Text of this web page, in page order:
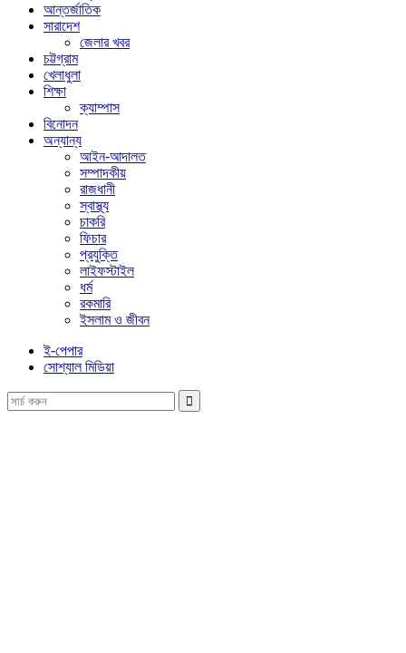
আন্তর্জাতিক
সারাদেশ
জেলার খবর
চট্টগ্রাম
খেলাধুলা
শিক্ষা
ক্যাম্পাস
বিনোদন
অন্যান্য
আইন-আদালত
সম্পাদকীয়
রাজধানী
স্বাস্থ্য
চাকরি
ফিচার
প্রযুক্তি
লাইফস্টাইল
ধর্ম
রকমারি
ইসলাম ও জীবন
ই-পেপার
সোশ্যাল মিডিয়া